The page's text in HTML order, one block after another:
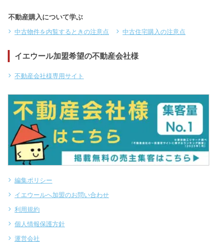
不動産購入について学ぶ
中古物件を内覧するときの注意点 中古住宅購入の注意点
イエウール加盟希望の不動産会社様
不動産会社様専用サイト
編集ポリシー
イエウールへ加盟のお問い合わせ
利用規約
個人情報保護方針
運営会社